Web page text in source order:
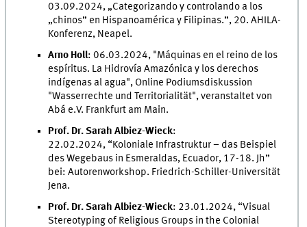
03.09.2024, „Categorizando y controlando a los
„chinos” en Hispanoamérica y Filipinas.”, 20. AHILA-
Konferenz, Neapel.
Arno Holl: 06.03.2024, "Máquinas en el reino de los
espíritus. La Hidrovía Amazónica y los derechos
indígenas al agua", Online Podiumsdiskussion
"Wasserrechte und Territorialität", veranstaltet von
Abá e.V. Frankfurt am Main.
Prof. Dr. Sarah Albiez-Wieck:
22.02.2024, “Koloniale Infrastruktur – das Beispiel
des Wegebaus in Esmeraldas, Ecuador, 17-18. Jh”
bei: Autorenworkshop. Friedrich-Schiller-Universität
Jena.
Prof. Dr. Sarah Albiez-Wieck: 23.01.2024, “Visual
Stereotyping of Religious Groups in the Colonial